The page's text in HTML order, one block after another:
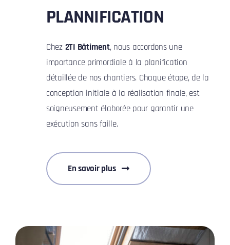
PLANNIFICATION
Chez 2TI Bâtiment, nous accordons une
importance primordiale à la planification
détaillée de nos chantiers. Chaque étape, de la
conception initiale à la réalisation finale, est
soigneusement élaborée pour garantir une
exécution sans faille.
En savoir plus